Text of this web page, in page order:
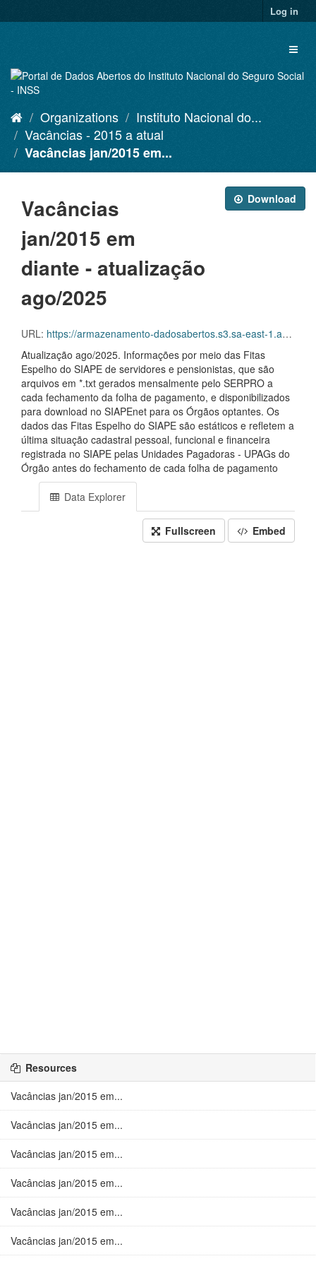
to
Log in
Organizations
Instituto Nacional do...
Vacâncias - 2015 a atual
Vacâncias jan/2015 em...
Download
Vacâncias
jan/2015 em
diante - atualização
ago/2025
URL: https://armazenamento-dadosabertos.s3.sa-east-1.amazonaws.com/PDA_2025_2027/Grupos_de_dados/Vac%C3%A2ncias+-+nominal+%E2%80%93+2015+a+atual/Vacancias_Nominal_201501_202508.csv
Atualização ago/2025. Informações por meio das Fitas
Espelho do SIAPE de servidores e pensionistas, que são
arquivos em *.txt gerados mensalmente pelo SERPRO a
cada fechamento da folha de pagamento, e disponibilizados
para download no SIAPEnet para os Órgãos optantes. Os
dados das Fitas Espelho do SIAPE são estáticos e refletem a
última situação cadastral pessoal, funcional e financeira
registrada no SIAPE pelas Unidades Pagadoras - UPAGs do
Órgão antes do fechamento de cada folha de pagamento
Data Explorer
Fullscreen Embed
Resources
Vacâncias jan/2015 em...
Vacâncias jan/2015 em...
Vacâncias jan/2015 em...
Vacâncias jan/2015 em...
Vacâncias jan/2015 em...
Vacâncias jan/2015 em...